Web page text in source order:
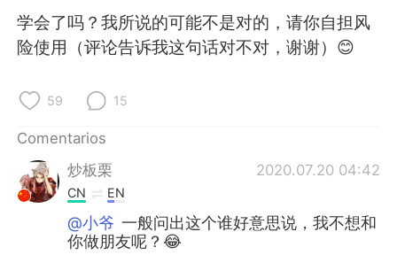
学会了吗？我所说的可能不是对的，请你自担风
险使用（评论告诉我这句话对不对，谢谢）😊
59 15
Comentarios
炒板栗
2020.07.20 04:42
CN EN
@小爷 一般问出这个谁好意思说，我不想和
你做朋友呢？😂